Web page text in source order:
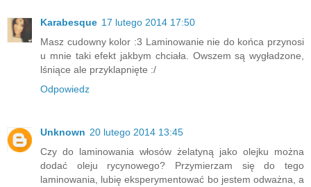
Karabesque 17 lutego 2014 17:50
Masz cudowny kolor :3 Laminowanie nie do końca przynosi
u mnie taki efekt jakbym chciała. Owszem są wygładzone,
lśniące ale przyklapnięte :/
Odpowiedz
Unknown 20 lutego 2014 13:45
Czy do laminowania włosów żelatyną jako olejku można
dodać oleju rycynowego? Przymierzam się do tego
laminowania, lubię eksperymentować bo jestem odważna, a